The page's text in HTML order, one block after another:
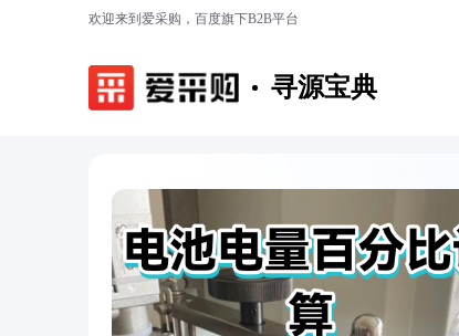
欢迎来到爱采购，百度旗下B2B平台
寻源宝典